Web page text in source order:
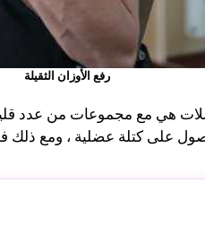
رفع الأوزان الثقيلة
هي مع مجموعات من عدد